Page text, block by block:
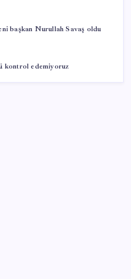
başkan Nurullah Savaş oldu
kontrol edemiyoruz